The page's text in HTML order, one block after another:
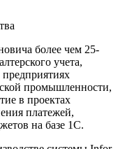
более чем 25-
учета,
промышленности,
в проектах
платежей,
на базе 1С.